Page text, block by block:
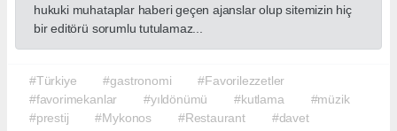
hukuki muhataplar haberi geçen ajanslar olup sitemizin hiç
bir editörü sorumlu tutulamaz...
#Türkiye #gastronomi
#Favorilezzetler
#favorimekanlar
#yıldönümü #kutlama
#müzik
#prestij
#Mykonos #Restaurant #davet